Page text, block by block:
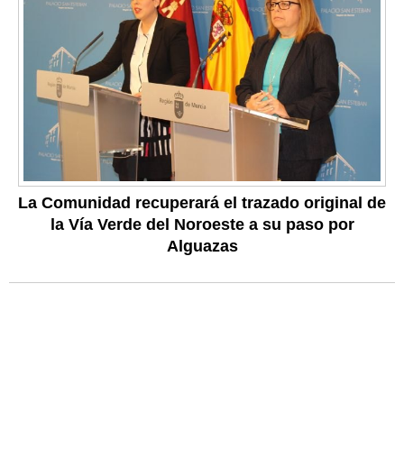
La Comunidad recuperará el trazado original de
la Vía Verde del Noroeste a su paso por
Alguazas